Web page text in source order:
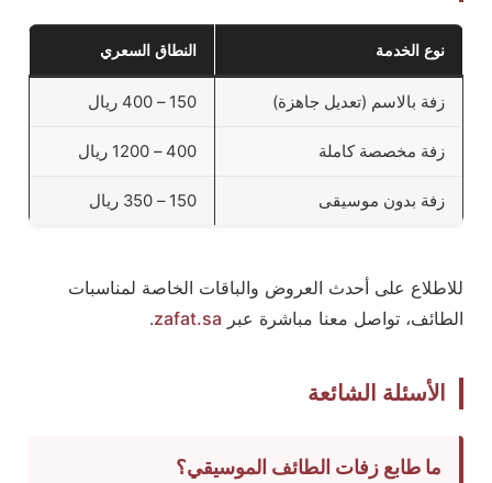
نوع الخدمة النطاق السعري
زفة بالاسم (تعديل جاهزة) 150 – 400 ريال
زفة مخصصة كاملة 400 – 1200 ريال
زفة بدون موسيقى 150 – 350 ريال
للاطلاع على أحدث العروض والباقات الخاصة لمناسبات
الطائف، تواصل معنا مباشرة عبر zafat.sa
.
الأسئلة الشائعة
ما طابع زفات الطائف الموسيقي؟